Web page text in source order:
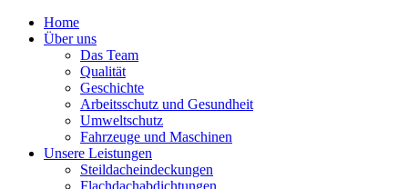
Home
Über uns
Das Team
Qualität
Geschichte
Arbeitsschutz und Gesundheit
Umweltschutz
Fahrzeuge und Maschinen
Unsere Leistungen
Steildacheindeckungen
Flachdachabdichtungen